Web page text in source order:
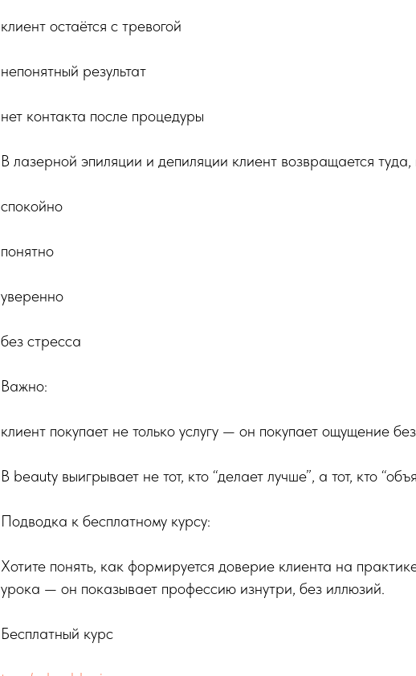
клиент остаётся с тревогой
непонятный результат
нет контакта после процедуры
В лазерной эпиляции и депиляции клиент возвращается туда,
спокойно
понятно
уверенно
без стресса
Важно:
клиент покупает не только услугу — он покупает ощущение
В beauty выигрывает не тот, кто “делает лучше”, а тот, кто
Подводка к бесплатному курсу:
Хотите понять, как формируется доверие клиента на
урока — он показывает профессию изнутри, без иллюзий.
Бесплатный курс